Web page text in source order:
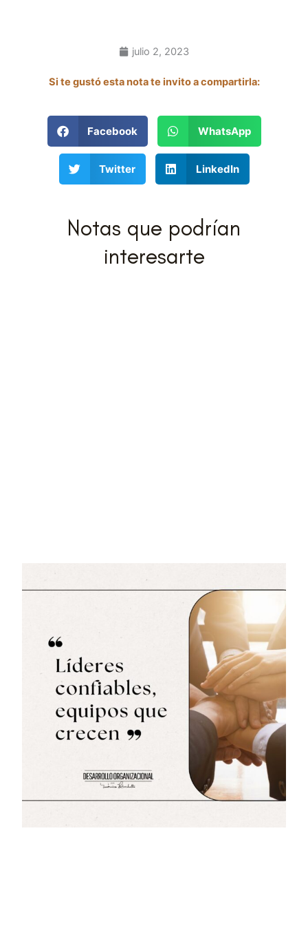
julio 2, 2023
Si te gustó esta nota te invito a compartirla:
Facebook WhatsApp
Twitter LinkedIn
Notas que podrían
interesarte